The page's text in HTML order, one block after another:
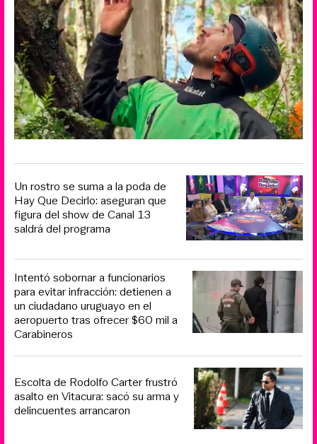
Un rostro se suma a la poda de
Hay Que Decirlo: aseguran que
figura del show de Canal 13
saldrá del programa
Intentó sobornar a funcionarios
para evitar infracción: detienen a
un ciudadano uruguayo en el
aeropuerto tras ofrecer $60 mil a
Carabineros
Escolta de Rodolfo Carter frustró
asalto en Vitacura: sacó su arma y
delincuentes arrancaron